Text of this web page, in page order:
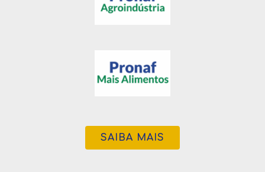
SAIBA MAIS